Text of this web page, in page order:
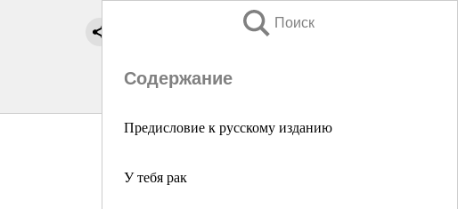
Поиск
Содержание
Предисловие к русскому изданию
У тебя рак